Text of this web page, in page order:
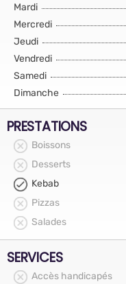
Mardi
Mercredi
Jeudi
Vendredi
Samedi
Dimanche
PRESTATIONS
Boissons
Desserts
Kebab
Pizzas
Salades
SERVICES
Accès handicapés